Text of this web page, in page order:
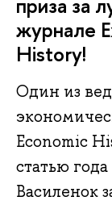
журнале
History!
Один из
Economic
статью
Василенок